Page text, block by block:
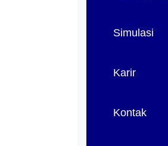
Simulasi
Karir
Kontak